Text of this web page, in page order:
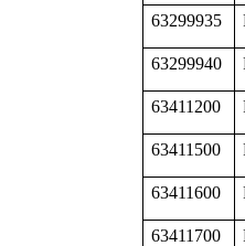
63299935
63299940
63411200
63411500
63411600
63411700